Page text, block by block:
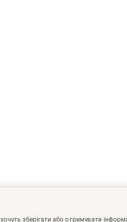
хочуть зберігати або отримувати